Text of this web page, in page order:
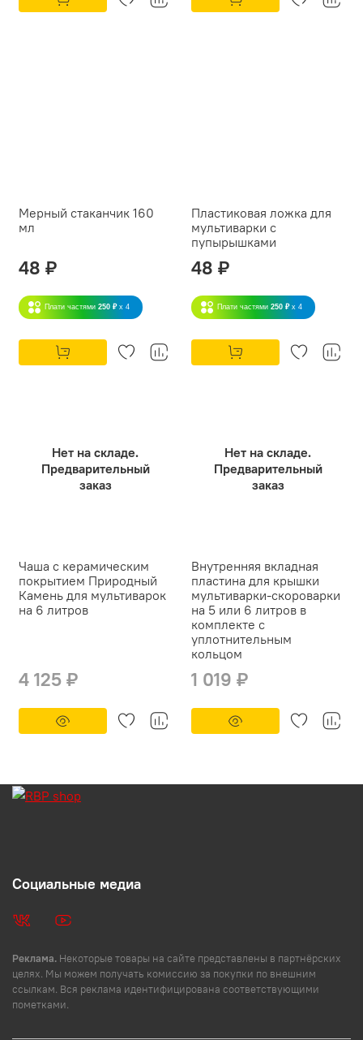
Мерный стаканчик 160
мл
48 ₽
Плати частями 250 ₽ x 4
Пластиковая ложка для
мультиварки с
пупырышками
48 ₽
Плати частями 250 ₽ x 4
Нет на складе.
Предварительный
заказ
Чаша с керамическим
покрытием Природный
Камень для мультиварок
на 6 литров
4 125 ₽
Нет на складе.
Предварительный
заказ
Внутренняя вкладная
пластина для крышки
мультиварки-скороварки
на 5 или 6 литров в
комплекте с
уплотнительным
кольцом
1 019 ₽
Социальные медиа
Реклама. Некоторые товары на сайте представлены в партнёрских
целях. Мы можем получать комиссию за покупки по внешним
ссылкам. Вся реклама идентифицирована соответствующими
пометками.